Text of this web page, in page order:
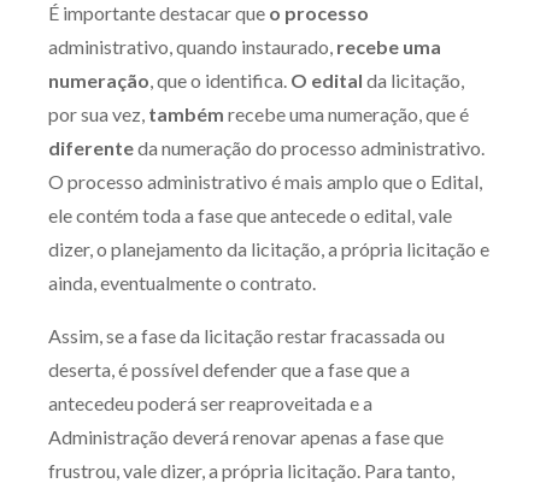
É importante destacar que o processo
administrativo, quando instaurado, recebe uma
numeração, que o identifica. O edital da licitação,
por sua vez, também recebe uma numeração, que é
diferenteda numeração do processo administrativo.
O processo administrativo é mais amplo que o Edital,
ele contém toda a fase que antecede o edital, vale
dizer, o planejamento da licitação, a própria licitação e
ainda, eventualmente o contrato.
Assim, se a fase da licitação restar fracassada ou
deserta, é possível defender que a fase que a
antecedeu poderá ser reaproveitada e a
Administração deverá renovar apenas a fase que
frustrou, vale dizer, a própria licitação. Para tanto,